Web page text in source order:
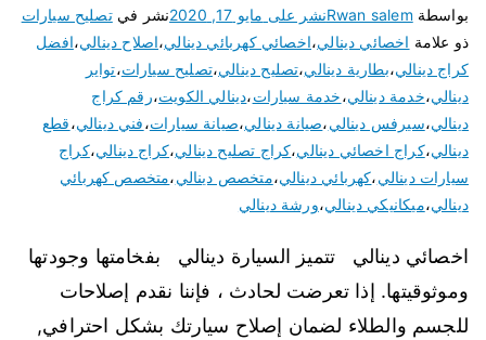
بواسطة Rwan salemنشر على مايو 17, 2020 نشر فيتصليح سيارات
ذو علامة اخصائي دينالي،اخصائي كهربائي دينالي،اصلاح دينالي،افضل
كراج دينالي،بطارية دينالي،تصليح دينالي،تصليح سيارات،تواير
دينالي،خدمة دينالي،خدمة سيارات،دينالي الكويت،رقم كراج
دينالي،سيرفس دينالي،صيانة دينالي،صيانة سيارات،فني دينالي،قطع
دينالي،كراج اخصائي دينالي،كراج تصليح دينالي،كراج دينالي،كراج
سيارات دينالي،كهربائي دينالي،متخصص دينالي،متخصص كهربائي
دينالي،ميكانيكي دينالي،ورشة دينالي
اخصائي دينالي تتميز السيارة دينالي بفخامتها وجودتها
وموثوقيتها. إذا تعرضت لحادث ، فإننا نقدم إصلاحات
للجسم والطلاء لضمان إصلاح سيارتك بشكل احترافي,